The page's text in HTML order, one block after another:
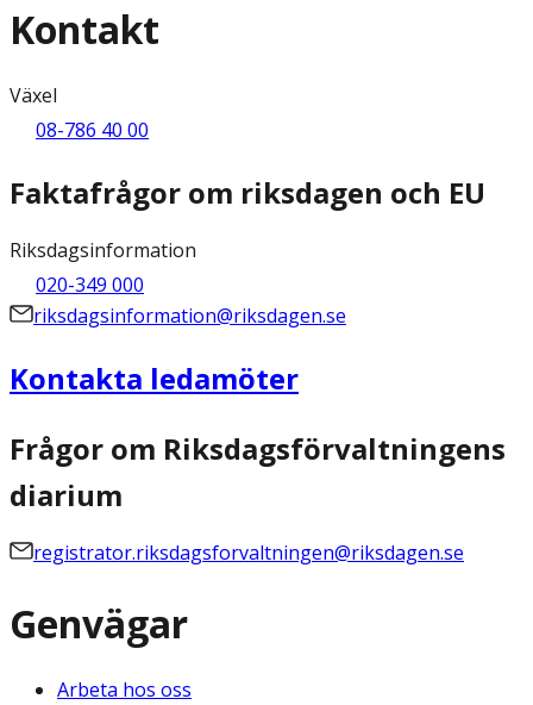
Kontakt
Växel
08-786 40 00
Faktafrågor om riksdagen och EU
Riksdagsinformation
020-349 000
riksdagsinformation@riksdagen.se
Kontakta ledamöter
Frågor om Riksdagsförvaltningens
diarium
registrator.riksdagsforvaltningen@riksdagen.se
Genvägar
Arbeta hos oss